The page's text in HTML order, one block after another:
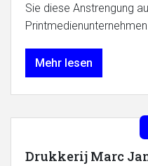
Sie diese Anstrengung
Mehr lesen
Drukkerij Marc